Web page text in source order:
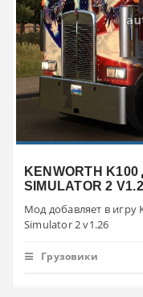
KENWORTH
SIMULATOR 2
Мод добавляет в игру
Simulator 2 v1.26
Грузовики